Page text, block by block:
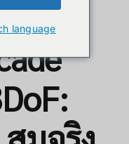
language